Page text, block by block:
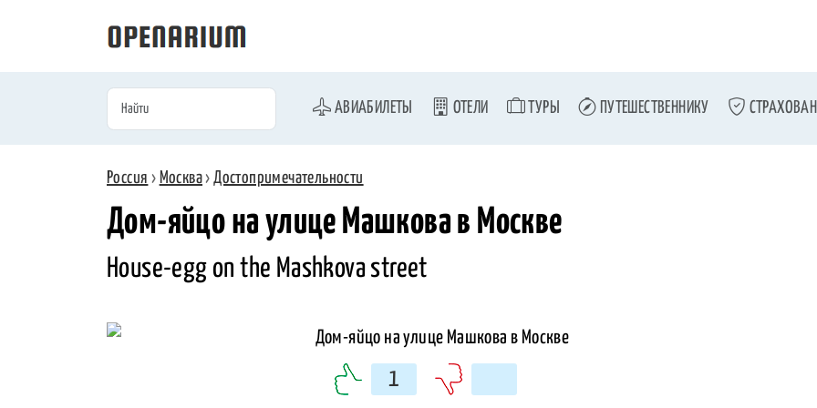
АВИАБИЛЕТЫ ОТЕЛИ ТУРЫ ПУТЕШЕСТВЕННИКУ
Россия › Москва›Достопримечательности
Дом-яйцо на улице Машкова в Москве
House-egg on the Mashkova street
1